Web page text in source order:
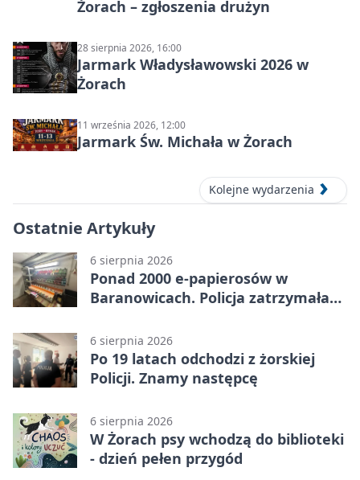
Żorach – zgłoszenia drużyn
28 sierpnia 2026, 16:00
Jarmark Władysławowski 2026 w
Żorach
11 września 2026, 12:00
Jarmark Św. Michała w Żorach
Kolejne wydarzenia
Ostatnie Artykuły
6 sierpnia 2026
Ponad 2000 e-papierosów w
Baranowicach. Policja zatrzymała
6 sierpnia 2026
Po 19 latach odchodzi z żorskiej
Policji. Znamy następcę
6 sierpnia 2026
W Żorach psy wchodzą do biblioteki
- dzień pełen przygód